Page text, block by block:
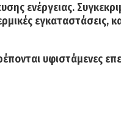
ενέργειας.
εγκαταστάσεις,
υφιστάμενες